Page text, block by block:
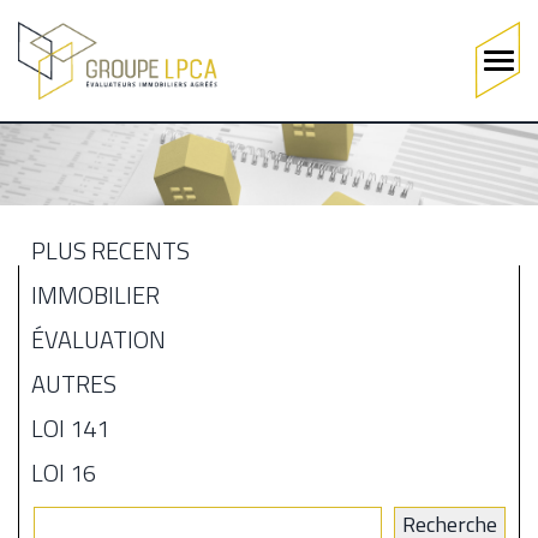
Aller
au
contenu
Main
navigation
MENU
BLOGUE
PLUS RÉCENTS
IMMOBILIER
ÉVALUATION
AUTRES
LOI 141
LOI 16